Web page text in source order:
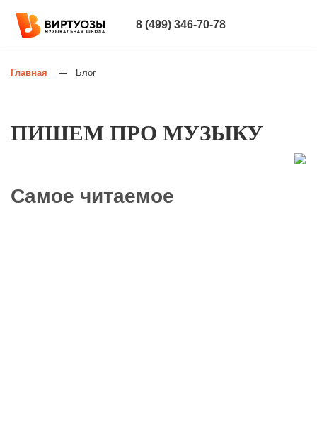
8 (499) 346-70-78
Главная — Блог
ПИШЕМ ПРО МУЗЫКУ
Самое читаемое